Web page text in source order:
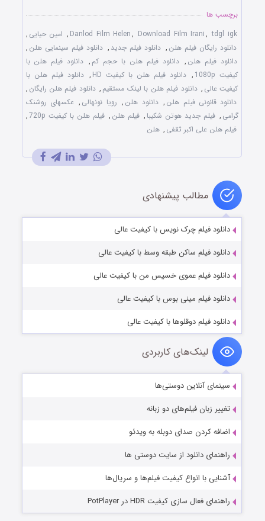
برچسب ها
Danlod Film Helen, Download Film Irani, tdgl igk
, امین حیایی ,
دانلود رایگان فیلم هلن , دانلود فیلم جدید , دانلود فیلم سینمایی هلن ,
دانلود فیلم هلن , دانلود فیلم هلن با حجم کم , دانلود فیلم هلن با
کیفیت 1080p
, دانلود فیلم هلن با کیفیت HD , دانلود فیلم هلن با
کیفیت عالی , دانلود فیلم هلن با لینک مستقیم , دانلود فیلم هلن رایگان ,
دانلود قانونی فیلم هلن , دانلود هلن , رویا نونهالی , عکسهای روشنک
گرامی , فیلم جدید هوتن شکیبا , فیلم هلن , فیلم هلن با کیفیت 720p
,
فیلم هلن علی اکبر ثقفی , هلن
مطالب پیشنهادی
دانلود فیلم چرک نویس با کیفیت عالی
دانلود فیلم ساکن طبقه وسط با کیفیت عالی
دانلود فیلم عموی خسیس من با کیفیت عالی
دانلود فیلم مینی بوس با کیفیت عالی
دانلود فیلم دوقلوها با کیفیت عالی
لینک‌های کاربردی
سینمای آنلاین دوستی‌ها
تغییر زبان فیلم‌های دو زبانه
اضافه کردن صدای دوبله به ویدئو
راهنمای دانلود از سایت دوستی ها
آشنایی با انواع کیفیت فیلم‌ها و سریال‌ها
راهنمای فعال سازی کیفیت HDR در PotPlayer